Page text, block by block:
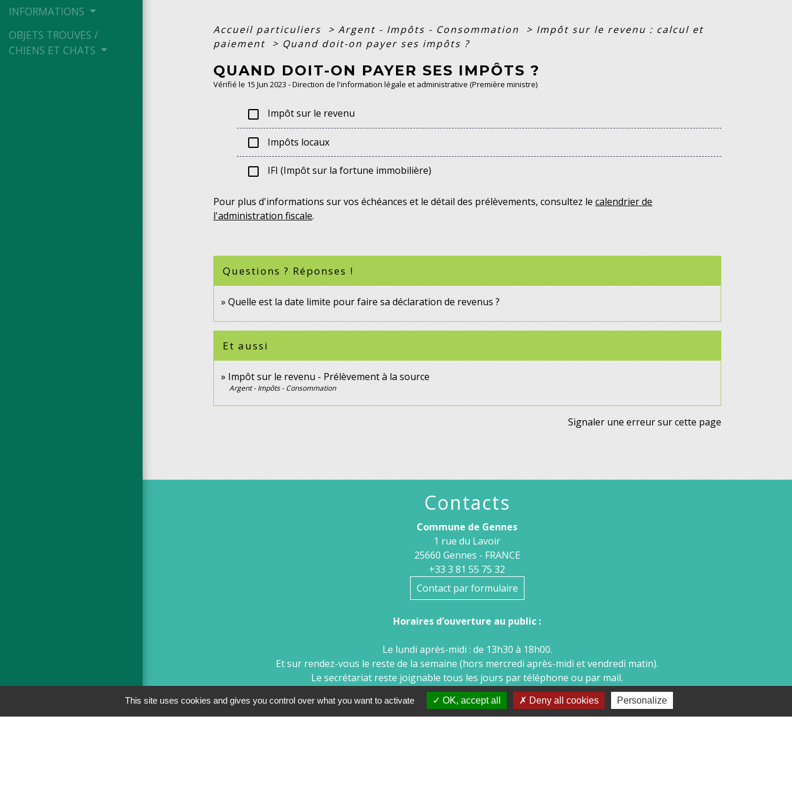
INFORMATIONS
OBJETS TROUVES /
CHIENS ET CHATS
Accueil particuliers > Argent - Impôts - Consommation > Impôt sur le revenu : calcul et
paiement > Quand doit-on payer ses impôts ?
QUAND DOIT-ON PAYER SES IMPÔTS ?
Vérifié le 15 Jun 2023 - Direction de l'information légale et administrative (Première ministre)
check_box_outline_blank Impôt sur le revenu
check_box_outline_blank Impôts locaux
check_box_outline_blank IFI (Impôt sur la fortune immobilière)
Pour plus d'informations sur vos échéances et le détail des prélèvements, consultez le calendrier de
l'administration fiscale.
Questions ? Réponses !
Quelle est la date limite pour faire sa déclaration de revenus ?
Et aussi
Impôt sur le revenu - Prélèvement à la source
Argent - Impôts - Consommation
Signaler une erreur sur cette page
Contacts
Commune de Gennes
1 rue du Lavoir
25660 Gennes - FRANCE
+33 3 81 55 75 32
Contact par formulaire
Horaires d’ouverture au public :
Le lundi après-midi : de 13h30 à 18h00.
Et sur rendez-vous le reste de la semaine (hors mercredi après-midi et vendredi matin).
Le secrétariat reste joignable tous les jours par téléphone ou par mail.
This site uses cookies and gives you control over what you want to activate OK, accept all Deny all cookies Personalize